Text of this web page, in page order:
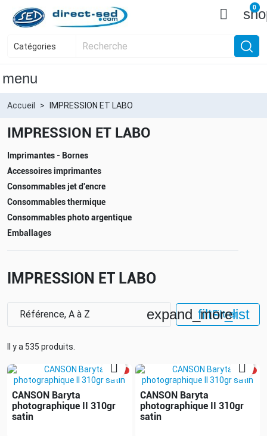
 0
menu
Accueil IMPRESSION ET LABO
IMPRESSION ET LABO
Imprimantes - Bornes
Accessoires imprimantes
Consommables jet d'encre
Consommables thermique
Consommables photo argentique
Emballages
IMPRESSION ET LABO
Il y a 535 produits.
Référence, A à Z expand_more
filter_list
Filtrer

CANSON Baryta
photographique II 310gr
satin

CANSON Baryta
photographique II 310gr
satin